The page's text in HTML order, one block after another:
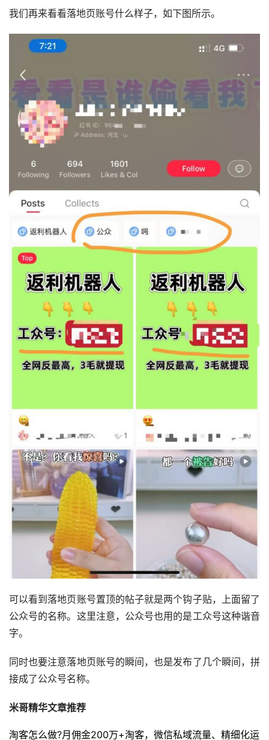
我们再来看看落地页账号什么样子，如下图所示。
可以看到落地页账号置顶的帖子就是两个钩子贴，上面留了
公众号的名称。这里注意，公众号也用的是工众号这种谐音
字。
同时也要注意落地页账号的瞬间，也是发布了几个瞬间，拼
接成了公众号名称。
米哥精华文章推荐